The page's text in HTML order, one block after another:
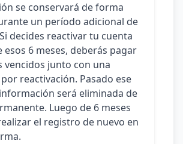
se conservará de forma
un período adicional de
decides reactivar tu cuenta
esos 6 meses, deberás pagar
vencidos junto con una
reactivación. Pasado ese
será eliminada de
Luego de 6 meses
el registro de nuevo en